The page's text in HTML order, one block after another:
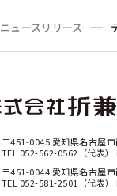
ニュースリリース
〒451-0045 愛知県名古屋
TEL 052-562-0562（代表
〒451-0044 愛知県名古屋
TEL 052-581-2501（代表）